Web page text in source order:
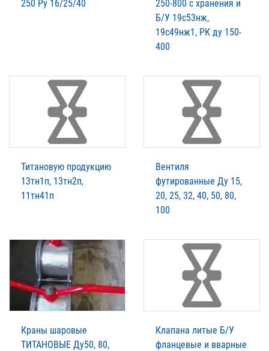
250 Ру 16/25/40
250-800 с хранения и
Б/У 19с53нж,
19с49нж1, РК ду 150-
400
Титановую продукцию
13тн1п, 13тн2п,
11тн41п
Вентиля
футированные Ду 15,
20, 25, 32, 40, 50, 80,
100
Краны шаровые
ТИТАНОВЫЕ Ду50, 80,
Клапана литые Б/У
фланцевые и вварные